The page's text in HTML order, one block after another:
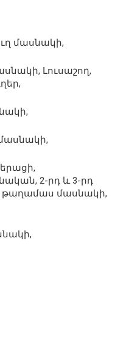
մասնակի,
Լուսաշող,
մասնակի,
2-րդ և 3-րդ
թաղամաս մասնակի,